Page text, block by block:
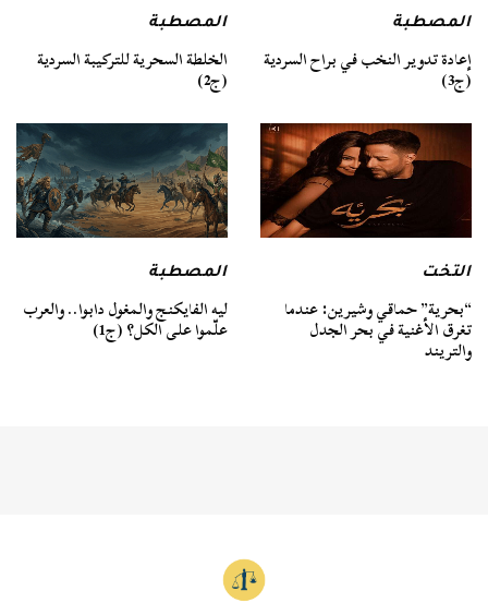
المصطبة
إعادة تدوير النخب في براح السردية
(ج3)
المصطبة
الخلطة السحرية للتركيبة السردية
(ج2)
التخت
“بحرية” حماقي وشيرين: عندما
تغرق الأغنية في بحر الجدل
والتريند
المصطبة
ليه الفايكنج والمغول دابوا.. والعرب
علّموا على الكل؟ (ج1)